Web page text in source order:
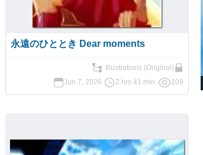
永遠のひととき Dear moments
Illustrations (Original)
Jun 7, 2026
2 hrs 41 min 109